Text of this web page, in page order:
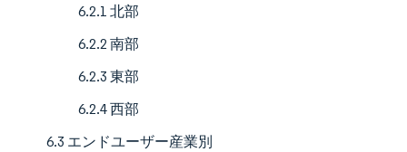
6.2.1 北部
6.2.2 南部
6.2.3 東部
6.2.4 西部
6.3 エンドユーザー産業別